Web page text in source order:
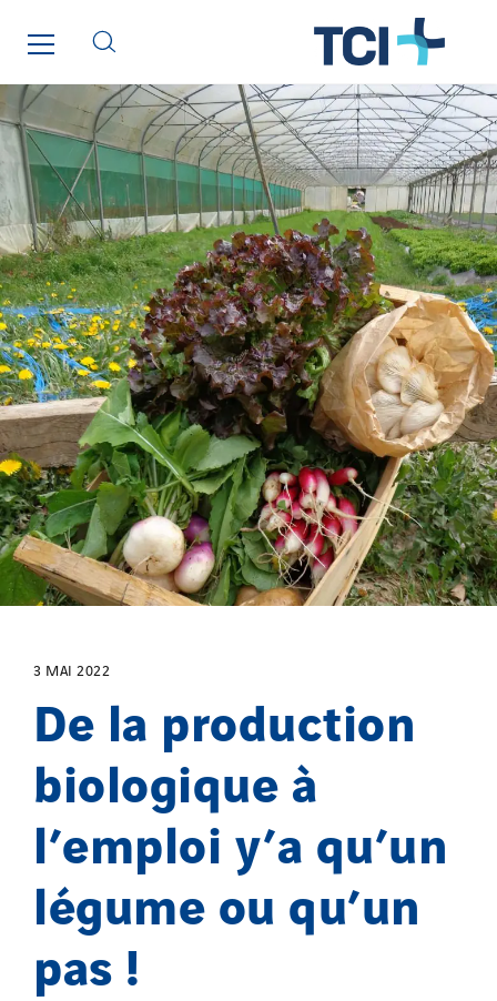
3 MAI 2022
De la production
biologique à
l’emploi y’a qu’un
légume ou qu’un
pas !
Seves
SKE-International
Smart Building Energies
Socalec
Sotécnica
SparkEx® Funkenlöschanlagen
STE Armor
Strasser
Stroomverdeler
Sylvestre Energies
TelComTec
Telematic Solutions
TG Concept
Thermo Réfrigération
Tiab
Top Thermique
TranzCom
Tunzini Antilles
Tunzini Grand Ouest
Tunzini Maintenance Nucléaire
TUNZINI Nucléaire
Tunzini Paris
Tunzini Toulouse
Tunzini Troyes
Twyver
Uxello
Valentin